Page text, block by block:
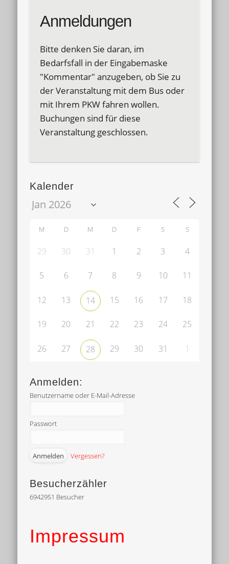
Anmeldungen
Bitte denken Sie daran, im
Bedarfsfall in der Eingabemaske
"Kommentar" anzugeben, ob Sie zu
der Veranstaltung mit dem Bus oder
mit Ihrem PKW fahren wollen.
Buchungen sind für diese
Veranstaltung geschlossen.
Kalender
M D M D F S S
29 30 31 1 2 3 4
5 6 7 8 9 10 11
12 13 14 15 16 17 18
19 20 21 22 23 24 25
26 27 28 29 30 31 1
Anmelden:
Benutzername oder E-Mail-Adresse
Passwort
Vergessen?
Besucherzähler
6942951 Besucher
Impressum